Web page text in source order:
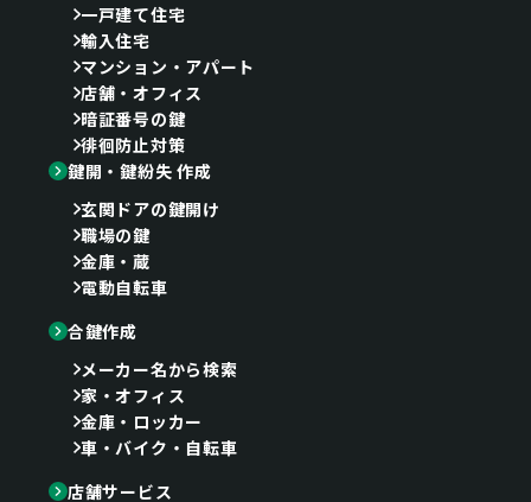
一戸建て住宅
輸入住宅
マンション・アパート
店舗・オフィス
暗証番号の鍵
徘徊防止対策
鍵開・鍵紛失 作成
玄関ドアの鍵開け
職場の鍵
金庫・蔵
電動自転車
合鍵作成
メーカー名から検索
家・オフィス
金庫・ロッカー
車・バイク・自転車
店舗サービス